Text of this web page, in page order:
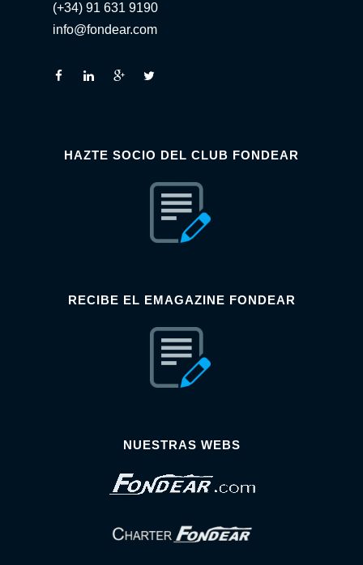
(+34) 91 631 9190
info@fondear.com
HAZTE SOCIO DEL CLUB FONDEAR
RECIBE EL EMAGAZINE FONDEAR
NUESTRAS WEBS